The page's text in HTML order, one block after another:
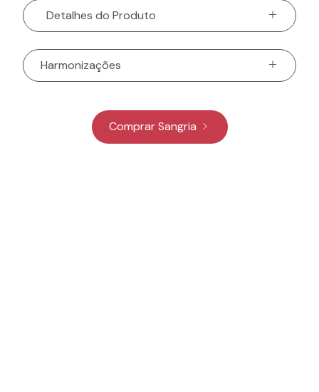
Detalhes do Produto
Harmonizações
Comprar Sangria